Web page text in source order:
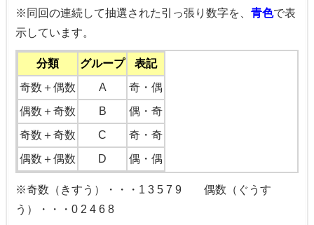
※同回の連続して抽選された引っ張り数字を、 青色で表
示しています。
分類 グループ
表記
奇数＋偶数
A
奇・偶
偶数＋奇数
B
偶・奇
奇数＋奇数
C
奇・奇
偶数＋偶数
D 偶・偶
※奇数（きすう）・・・1 3 5 7 9 偶数（ぐうす
う）・・・0 2 4 6 8